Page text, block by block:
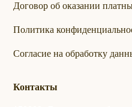
Договор об оказании
Политика
Согласие на обработку
Контакты